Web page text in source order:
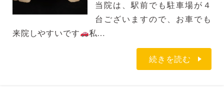
当院は、駅前でも駐車場が４
台ございますので、お車でも
来院しやすいです
私…
続きを読む